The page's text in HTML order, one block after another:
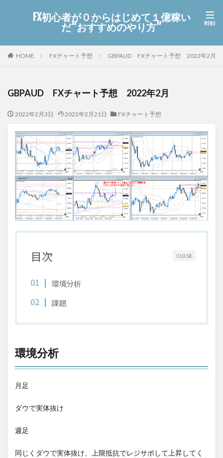
FX初心者が０からはじめて１億稼い
だ“おすすめのやり方”
HOME FXチャート予想 GBPAUD FXチャート予想 2022年2月
GBPAUD FXチャート予想 2022年2月
2022年2月3日 2022年2月21日 FXチャート予想
CLOSE
目次
環境分析
課題
環境分析
月足
ダウで実体抜け
週足
同じくダウで実体抜け、上限抵抗でレジサポして上昇してく